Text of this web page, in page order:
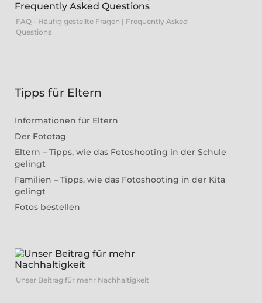
FAQ - Häufig gestellte Fragen | Frequently Asked
Questions
Tipps für Eltern
Informationen für Eltern
Der Fototag
Eltern – Tipps, wie das Fotoshooting in der Schule
gelingt
Familien – Tipps, wie das Fotoshooting in der Kita
gelingt
Fotos bestellen
Unser Beitrag für mehr Nachhaltigkeit